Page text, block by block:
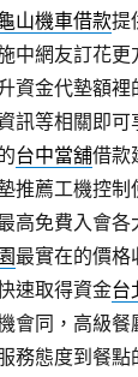
山機車借款提
中網友訂花更
資金代墊額裡
訊等相關即
台中當舖借款
推薦工機控制
高免費入會各
最實在的價格
速取得資金台
會同，高級餐
務態度到餐點